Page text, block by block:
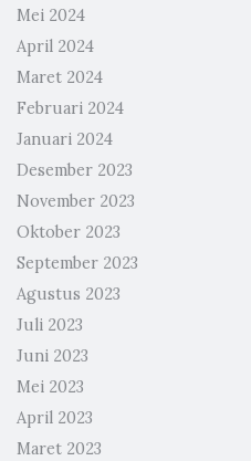
Mei 2024
April 2024
Maret 2024
Februari 2024
Januari 2024
Desember 2023
November 2023
Oktober 2023
September 2023
Agustus 2023
Juli 2023
Juni 2023
Mei 2023
April 2023
Maret 2023